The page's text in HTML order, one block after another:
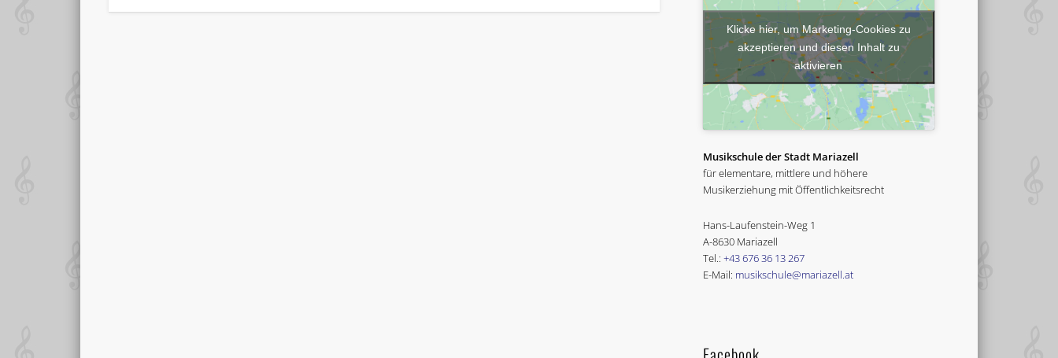
Klicke hier, um Marketing-Cookies zu
akzeptieren und diesen Inhalt zu
aktivieren
Musikschule der Stadt Mariazell
für elementare, mittlere und höhere
Musikerziehung mit Öffentlichkeitsrecht
Hans-Laufenstein-Weg 1
A-8630 Mariazell
Tel.: +43 676 36 13 267
E-Mail: musikschule@mariazell.at